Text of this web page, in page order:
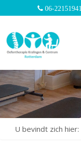
06-22151941
U bevindt zich hier: